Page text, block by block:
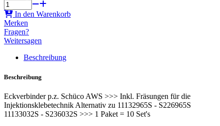
In den Warenkorb
Merken
Fragen?
Weitersagen
Beschreibung
Beschreibung
Eckverbinder p.z. Schüco AWS >>> Inkl. Fräsungen für die
Injektionsklebetechnik Alternativ zu 11132965S - S226965S
11133032S - S236032S >>> 1 Paket = 10 Set's